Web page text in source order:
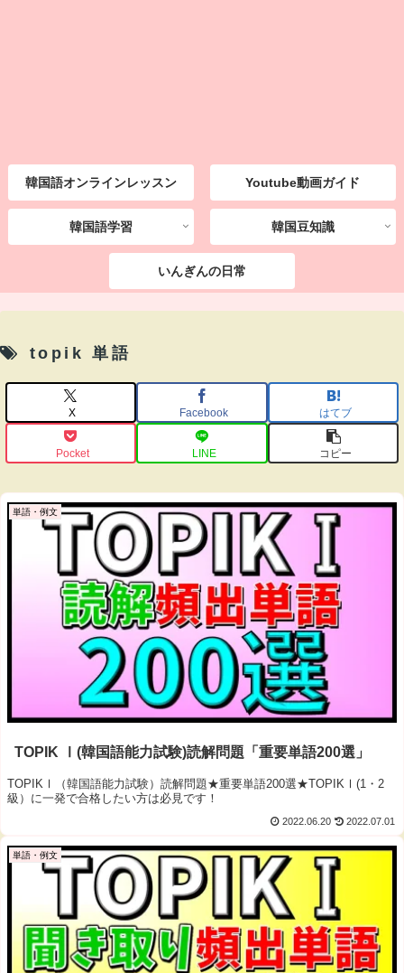
韓国語オンラインレッスン Youtube動画ガイド
韓国語学習 韓国豆知識
いんぎんの日常
topik 単語
X Facebook はてブ
Pocket LINE コピー
単語・例文
TOPIK Ⅰ(韓国語能力試験)読解問題「重要単語200選」
TOPIKⅠ（韓国語能力試験）読解問題★重要単語200選★TOPIKⅠ(1・2
級）に一発で合格したい方は必見です！
2022.06.20 2022.07.01
単語・例文